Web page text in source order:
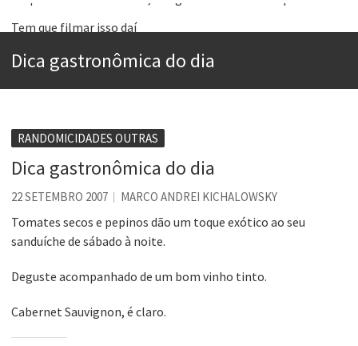
Tem que filmar isso daí
Aprender a fracassar é o segredo do sucesso
Esse tal de Rock Gaúcho
Os causos de Jorge Luis Borges
Voto obrigatório é correto?
Se queres salvar o mundo, o veganismo não é a resposta
Dica gastronômica do dia
RANDOMICIDADES OUTRAS
Dica gastronômica do dia
22 SETEMBRO 2007 MARCO ANDREI KICHALOWSKY
Tomates secos e pepinos dão um toque exótico ao seu
sanduíche de sábado à noite.
Deguste acompanhado de um bom vinho tinto.
Cabernet Sauvignon, é claro.